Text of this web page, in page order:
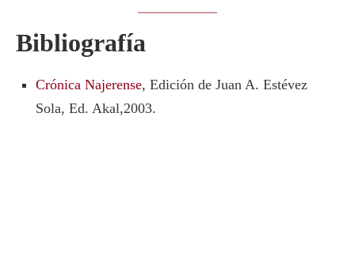
Bibliografía
Crónica Najerense, Edición de Juan A. Estévez
Sola, Ed. Akal,2003.